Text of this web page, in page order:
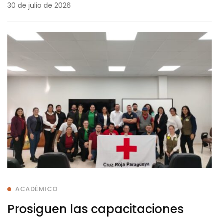
30 de julio de 2026
ACADÉMICO
Prosiguen las capacitaciones